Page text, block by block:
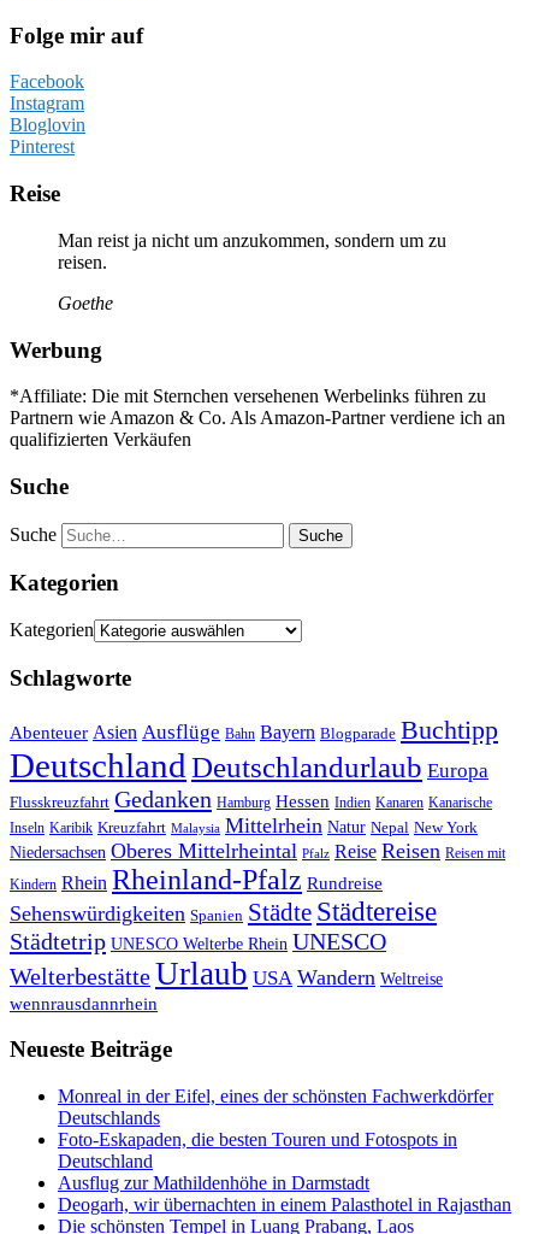
Folge mir auf
Facebook
Instagram
Bloglovin
Pinterest
Reise
Man reist ja nicht um anzukommen, sondern um zu
reisen.
Goethe
Werbung
*Affiliate: Die mit Sternchen versehenen Werbelinks führen zu
Partnern wie Amazon & Co. Als Amazon-Partner verdiene ich an
qualifizierten Verkäufen
Suche
Suche
Kategorien
Kategorien
Schlagworte
Abenteuer Asien Ausflüge Bahn Bayern Blogparade Buchtipp
Deutschland Deutschlandurlaub Europa
Flusskreuzfahrt Gedanken Hamburg Hessen Indien Kanaren Kanarische
Inseln Karibik Kreuzfahrt Malaysia Mittelrhein Natur Nepal New York
Niedersachsen Oberes Mittelrheintal Pfalz Reise Reisen Reisen mit
Kindern Rhein Rheinland-Pfalz Rundreise
Sehenswürdigkeiten Spanien Städte Städtereise
Städtetrip UNESCO Welterbe Rhein UNESCO
WelterbestätteUrlaub USA Wandern Weltreise
wennrausdannrhein
Neueste Beiträge
Monreal in der Eifel, eines der schönsten Fachwerkdörfer
Deutschlands
Foto-Eskapaden, die besten Touren und Fotospots in
Deutschland
Ausflug zur Mathildenhöhe in Darmstadt
Deogarh, wir übernachten in einem Palasthotel in Rajasthan
Die schönsten Tempel in Luang Prabang, Laos